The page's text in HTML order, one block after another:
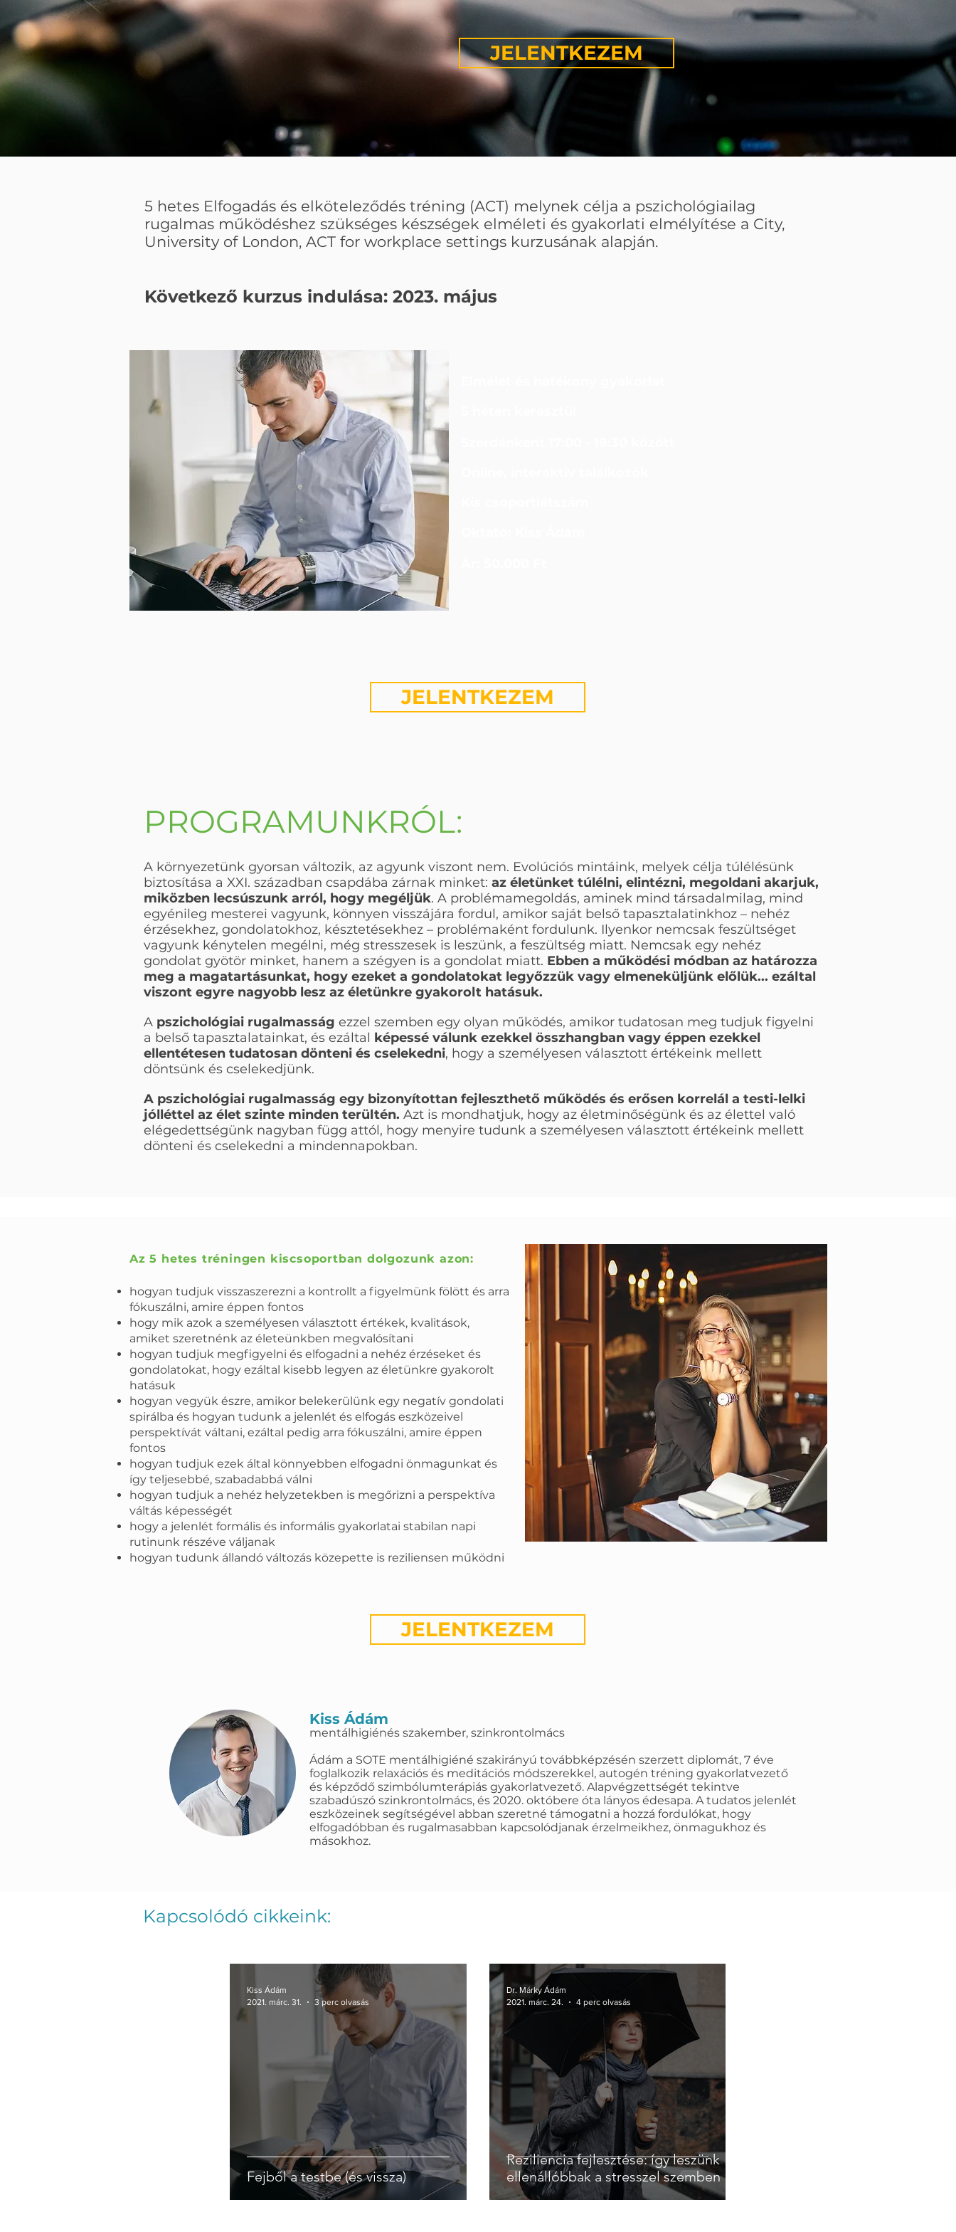
JELENTKEZEM
5 hetes Elfogadás és elköteleződés tréning (ACT) melynek célja a pszichológiailag
rugalmas működéshez szükséges készségek elméleti és gyakorlati elmélyítése a City,
University of London, ACT for workplace settings kurzusának alapján.
Következő kurzus indulása: 2023. május
JELENTKEZEM
PROGRAMUNKRÓL:
A környezetünk gyorsan változik, az agyunk viszont nem. Evolúciós mintáink, melyek célja túlélésünk
biztosítása a XXI. században csapdába zárnak minket: az életünket túlélni, elintézni, megoldani akarjuk,
miközben lecsúszunk arról, hogy megéljük. A problémamegoldás, aminek mind társadalmilag, mind
egyénileg mesterei vagyunk, könnyen visszájára fordul, amikor saját belső tapasztalatinkhoz – nehéz
érzésekhez, gondolatokhoz, késztetésekhez – problémaként fordulunk. Ilyenkor nemcsak feszültséget
vagyunk kénytelen megélni, még stresszesek is leszünk, a feszültség miatt. Nemcsak egy nehéz
gondolat gyötör minket, hanem a szégyen is a gondolat miatt. Ebben a működési módban az határozza
meg a magatartásunkat, hogy ezeket a gondolatokat legyőzzük vagy elmeneküljünk előlük... ezáltal
viszont egyre nagyobb lesz az életünkre gyakorolt hatásuk.
A pszichológiai rugalmasság ezzel szemben egy olyan működés, amikor tudatosan meg tudjuk figyelni
a belső tapasztalatainkat, és ezáltal képessé válunk ezekkel összhangban vagy éppen ezekkel
ellentétesen tudatosan dönteni és cselekedni, hogy a személyesen választott értékeink mellett
döntsünk és cselekedjünk.
A pszichológiai rugalmasság egy bizonyítottan fejleszthető működés és erősen korrelál a testi-lelki
jólléttel az élet szinte minden terültén. Azt is mondhatjuk, hogy az életminőségünk és az élettel való
elégedettségünk nagyban függ attól, hogy menyire tudunk a személyesen választott értékeink mellett
dönteni és cselekedni a mindennapokban.
Az 5 hetes tréningen kiscsoportban dolgozunk azon:
hogyan tudjuk visszaszerezni a kontrollt a figyelmünk fölött és arra
fókuszálni, amire éppen fontos
hogy mik azok a személyesen választott értékek, kvalitások,
amiket szeretnénk az életeünkben megvalósítani
hogyan tudjuk megfigyelni és elfogadni a nehéz érzéseket és
gondolatokat, hogy ezáltal kisebb legyen az életünkre gyakorolt
hatásuk
hogyan vegyük észre, amikor belekerülünk egy negatív gondolati
spirálba és hogyan tudunk a jelenlét és elfogás eszközeivel
perspektívát váltani, ezáltal pedig arra fókuszálni, amire éppen
fontos
hogyan tudjuk ezek által könnyebben elfogadni önmagunkat és
így teljesebbé, szabadabbá válni
hogyan tudjuk a nehéz helyzetekben is megőrizni a perspektíva
váltás képességét
hogy a jelenlét formális és informális gyakorlatai stabilan napi
rutinunk részéve váljanak
hogyan tudunk állandó változás közepette is reziliensen működni
JELENTKEZEM
Kiss Ádám
mentálhigiénés szakember, szinkrontolmács
Ádám a SOTE mentálhigiéné szakirányú továbbképzésén szerzett diplomát, 7 éve
foglalkozik relaxációs és meditációs módszerekkel, autogén tréning gyakorlatvezető
és képződő szimbólumterápiás gyakorlatvezető. Alapvégzettségét tekintve
szabadúszó szinkrontolmács, és 2020. októbere óta lányos édesapa. A tudatos jelenlét
eszközeinek segítségével abban szeretné támogatni a hozzá fordulókat, hogy
elfogadóbban és rugalmasabban kapcsolódjanak érzelmeikhez, önmagukhoz és
másokhoz.
Kapcsolódó cikkeink:
Fejből a testbe (és vissza)
Kiss Ádám
2021. márc. 31.
3 perc olvasás
Reziliencia fejlesztése: így leszünk
ellenállóbbak a stresszel szemben
Dr. Márky Ádám
2021. márc. 24.
4 perc olvasás